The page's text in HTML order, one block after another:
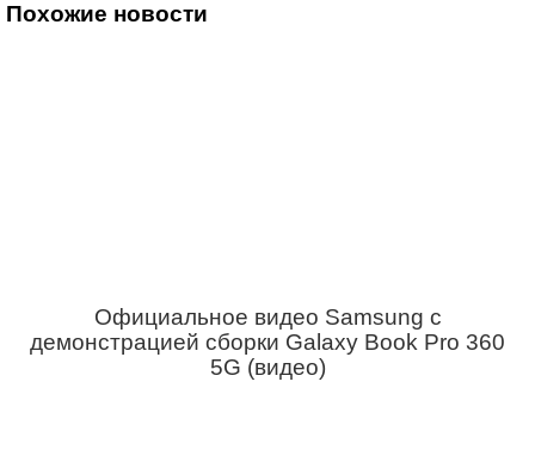
Похожие новости
Официальное видео Samsung с
демонстрацией сборки Galaxy Book Pro 360
5G (видео)